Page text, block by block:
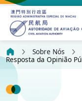
Sobre Nós
Resposta da Opinião